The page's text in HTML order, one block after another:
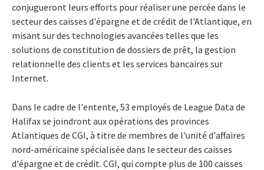
conjugueront leurs efforts pour réaliser une percée dans le
secteur des caisses d'épargne et de crédit de l'Atlantique, en
misant sur des technologies avancées telles que les
solutions de constitution de dossiers de prêt, la gestion
relationnelle des clients et les services bancaires sur
Internet.
Dans le cadre de l'entente, 53 employés de League Data de
Halifax se joindront aux opérations des provinces
Atlantiques de CGI, à titre de membres de l'unité d'affaires
nord-américaine spécialisée dans le secteur des caisses
d'épargne et de crédit. CGI, qui compte plus de 100 caisses